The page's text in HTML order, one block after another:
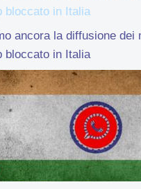
bloccato in Italia
ancora la diffusione dei
bloccato in Italia